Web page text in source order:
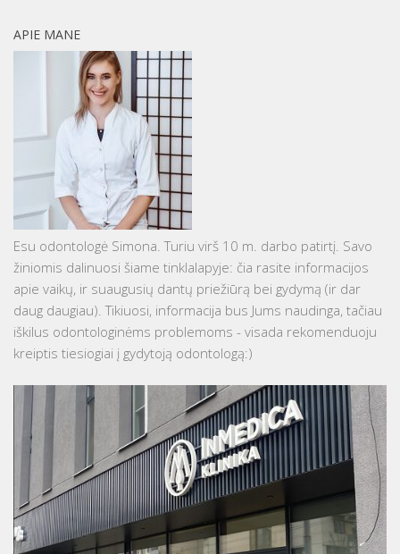
APIE MANE
Esu odontologė Simona. Turiu virš 10 m. darbo patirtį. Savo
žiniomis dalinuosi šiame tinklalapyje: čia rasite informacijos
apie vaikų, ir suaugusių dantų priežiūrą bei gydymą (ir dar
daug daugiau). Tikiuosi, informacija bus Jums naudinga, tačiau
iškilus odontologinėms problemoms - visada rekomenduoju
kreiptis tiesiogiai į gydytoją odontologą:)